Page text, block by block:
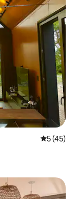
レビュー
5 (45)